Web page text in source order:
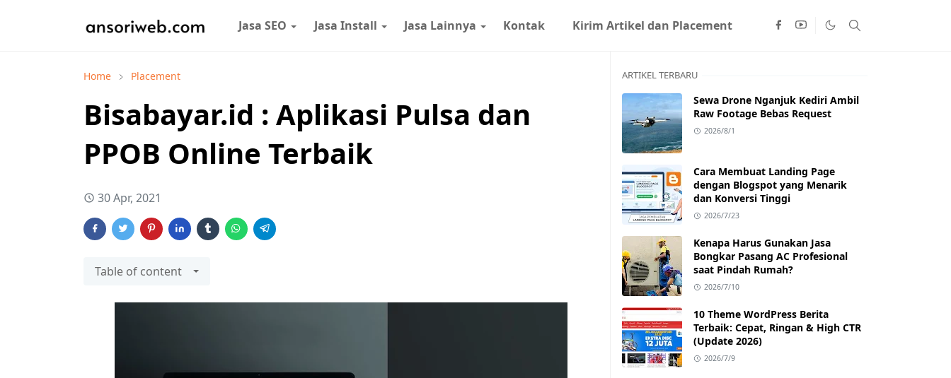
Jasa SEO Jasa Install Jasa Lainnya Kontak Kirim Artikel dan Placement
Home Placement
Bisabayar.id : Aplikasi Pulsa dan
PPOB Online Terbaik
30 Apr, 2021
Table of content
ARTIKEL TERBARU
Sewa Drone Nganjuk Kediri Ambil
Raw Footage Bebas Request
2026/8/1
Cara Membuat Landing Page
dengan Blogspot yang Menarik
dan Konversi Tinggi
2026/7/23
Kenapa Harus Gunakan Jasa
Bongkar Pasang AC Profesional
saat Pindah Rumah?
2026/7/10
10 Theme WordPress Berita
Terbaik: Cepat, Ringan & High CTR
(Update 2026)
2026/7/9